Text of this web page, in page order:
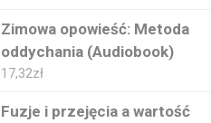
Zimowa opowieść: Metoda
oddychania (Audiobook)
17,32zł
Fuzje i przejęcia a wartość